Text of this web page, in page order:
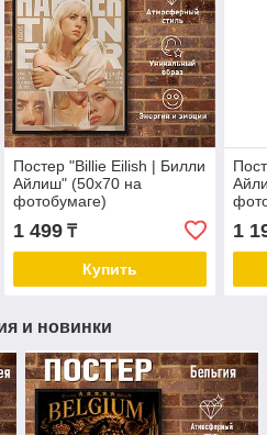
Постер "Billie Eilish | Билли
Айлиш" (50х70 на
фотобумаге)
1 499₸
Купить
1
и новинки